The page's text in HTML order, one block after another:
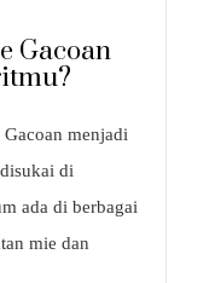
Gacoan
menjadi
di
ada di berbagai
mie dan